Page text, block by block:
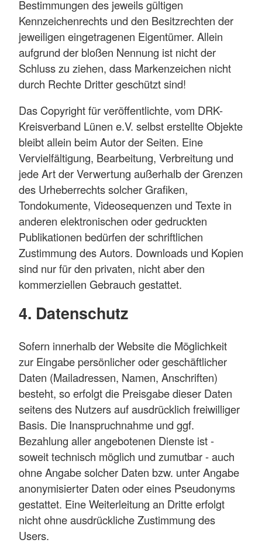
Bestimmungen des jeweils gültigen
Kennzeichenrechts und den Besitzrechten der
jeweiligen eingetragenen Eigentümer. Allein
aufgrund der bloßen Nennung ist nicht der
Schluss zu ziehen, dass Markenzeichen nicht
durch Rechte Dritter geschützt sind!
Das Copyright für veröffentlichte, vom DRK-
Kreisverband Lünen e.V. selbst erstellte Objekte
bleibt allein beim Autor der Seiten. Eine
Vervielfältigung, Bearbeitung, Verbreitung und
jede Art der Verwertung außerhalb der Grenzen
des Urheberrechts solcher Grafiken,
Tondokumente, Videosequenzen und Texte in
anderen elektronischen oder gedruckten
Publikationen bedürfen der schriftlichen
Zustimmung des Autors. Downloads und Kopien
sind nur für den privaten, nicht aber den
kommerziellen Gebrauch gestattet.
4. Datenschutz
Sofern innerhalb der Website die Möglichkeit
zur Eingabe persönlicher oder geschäftlicher
Daten (Mailadressen, Namen, Anschriften)
besteht, so erfolgt die Preisgabe dieser Daten
seitens des Nutzers auf ausdrücklich freiwilliger
Basis. Die Inanspruchnahme und ggf.
Bezahlung aller angebotenen Dienste ist -
soweit technisch möglich und zumutbar - auch
ohne Angabe solcher Daten bzw. unter Angabe
anonymisierter Daten oder eines Pseudonyms
gestattet. Eine Weiterleitung an Dritte erfolgt
nicht ohne ausdrückliche Zustimmung des
Users.